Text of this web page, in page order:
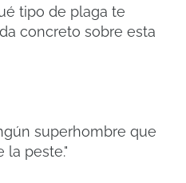
tipo de plaga te
concreto sobre esta
superhombre que
la peste."